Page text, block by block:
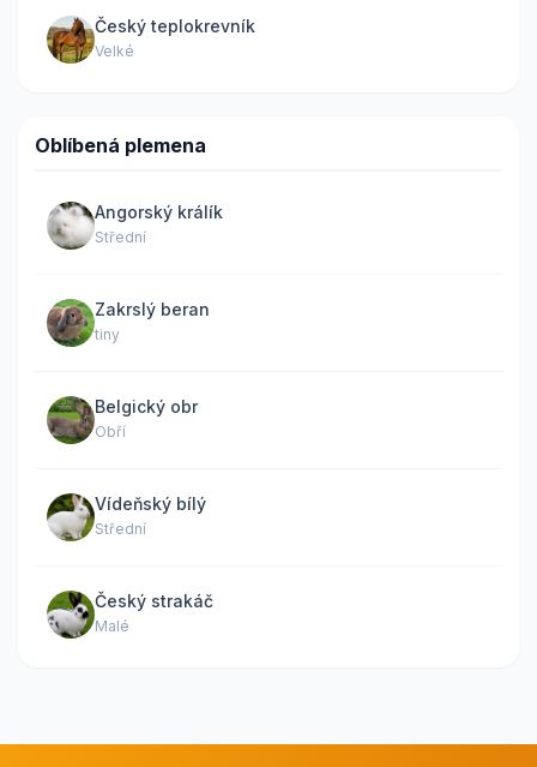
Český teplokrevník
Velké
Oblíbená plemena
Angorský králík
Střední
Zakrslý beran
tiny
Belgický obr
Obří
Vídeňský bílý
Střední
Český strakáč
Malé